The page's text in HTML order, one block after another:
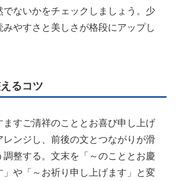
でないかをチェックしましょう。少
みやすさと美しさが格段にアップし
るコツ
ますご清祥のこととお喜び申し上げ
レンジし、前後の文とつながりが滑
調整する。文末を「～のこととお慶
」や「～お祈り申し上げます」と変